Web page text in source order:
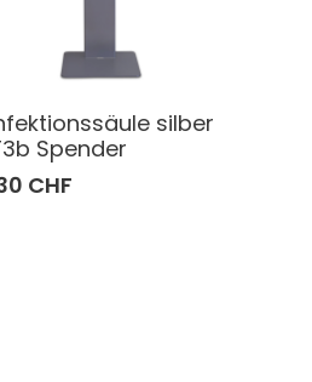
silber
Spender
CHF